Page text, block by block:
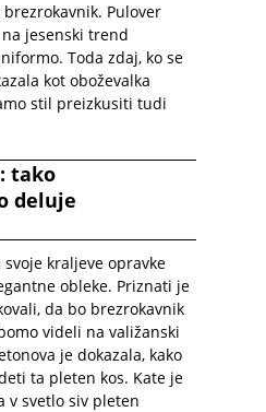
Pulover
jesenski trend
Toda zdaj, ko se
kot oboževalka
stil preizkusiti tudi
tako
deluje
kraljeve opravke
obleke. Priznati je
da bo brezrokavnik
videli na valižanski
je dokazala, kako
ta pleten kos. Kate je
v svetlo siv pleten